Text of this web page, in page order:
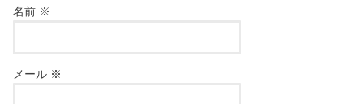
名前 ※
メール ※